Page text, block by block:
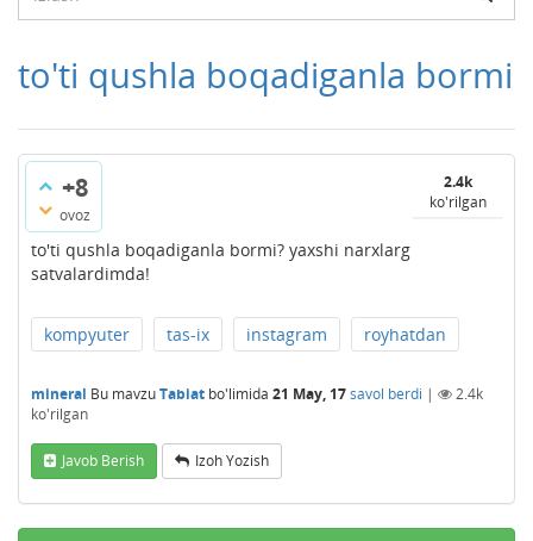
to'ti qushla boqadiganla bormi
+8
ovoz
2.4k
ko'rilgan
to'ti qushla boqadiganla bormi? yaxshi narxlarg
satvalardimda!
kompyuter tas-ix instagram royhatdan
mineral Bu mavzuTabiat bo'limida 21 May, 17savol berdi |
2.4k
ko'rilgan
Javob Berish Izoh Yozish